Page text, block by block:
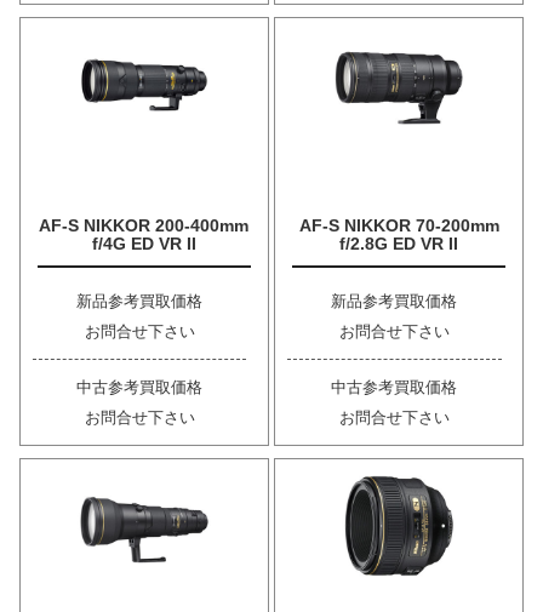
AF-S NIKKOR 200-400mm
f/4G ED VR II
新品参考買取価格
お問合せ下さい
中古参考買取価格
お問合せ下さい
AF-S NIKKOR 70-200mm
f/2.8G ED VR II
新品参考買取価格
お問合せ下さい
中古参考買取価格
お問合せ下さい